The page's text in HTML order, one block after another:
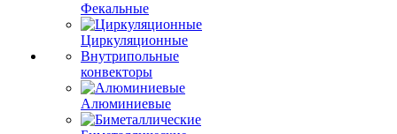
Фекальные
Циркуляционные
Внутрипольные
конвекторы
Алюминиевые